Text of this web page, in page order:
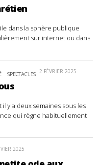
dans la sphère publique
sur internet ou dans
SPECTACLES 2 FÉVRIER 2025
y a deux semaines sous les
qui règne habituellement
2025